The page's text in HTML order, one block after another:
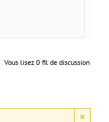
Vous lisez 0 fil de discussion
×